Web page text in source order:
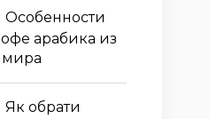
Особенности
арабика из
мира
Як обрати